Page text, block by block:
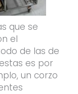
que se
el
de las de
es por
un corzo